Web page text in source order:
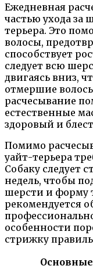
Ежедневная
частью ухода за
терьера. Это
волосы,
способствует
следует всю
двигаясь вниз,
отмершие
расчесывание
естественные
здоровый и
Помимо
уайт-терьера
Собаку следует
недель, чтобы
шерсти и форму
рекомендуется
особенности
стрижку